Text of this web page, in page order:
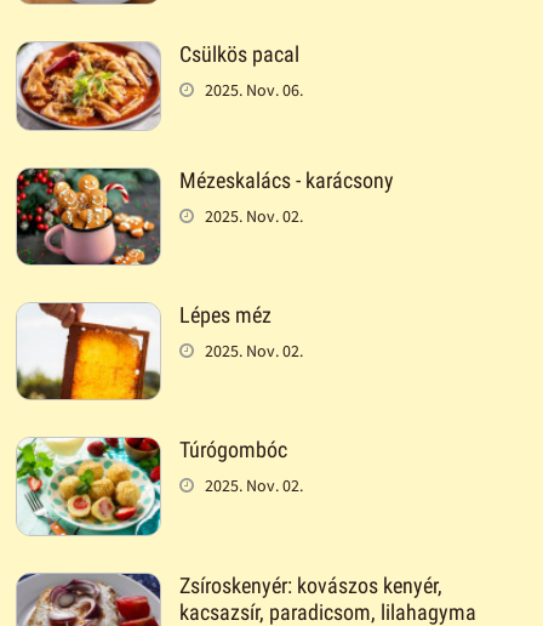
Csülkös pacal
2025. Nov. 06.
Mézeskalács - karácsony
2025. Nov. 02.
Lépes méz
2025. Nov. 02.
Túrógombóc
2025. Nov. 02.
Zsíroskenyér: kovászos kenyér,
kacsazsír, paradicsom, lilahagyma